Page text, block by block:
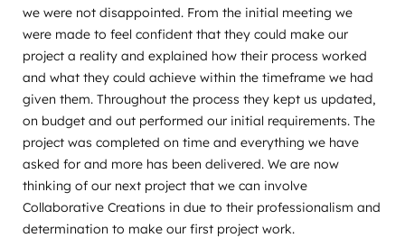
we were not disappointed. From the initial meeting we
were made to feel confident that they could make our
project a reality and explained how their process worked
and what they could achieve within the timeframe we had
given them. Throughout the process they kept us updated,
on budget and out performed our initial requirements. The
project was completed on time and everything we have
asked for and more has been delivered. We are now
thinking of our next project that we can involve
Collaborative Creations in due to their professionalism and
determination to make our first project work.